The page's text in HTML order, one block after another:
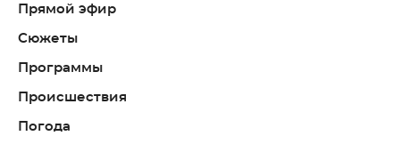
Прямой эфир
Сюжеты
Программы
Происшествия
Погода